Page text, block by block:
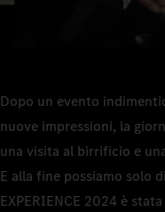
Dopo un evento
nuove impressioni, la
una visita al birrificio e
E alla fine possiamo solo
EXPERIENCE 2024 è